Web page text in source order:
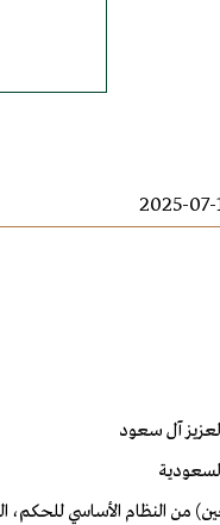
آل سعود
النظام الأساسي للحكم، الصادر بالأمر